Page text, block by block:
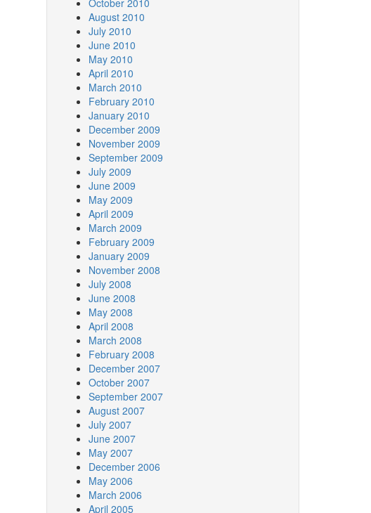
October 2010
August 2010
July 2010
June 2010
May 2010
April 2010
March 2010
February 2010
January 2010
December 2009
November 2009
September 2009
July 2009
June 2009
May 2009
April 2009
March 2009
February 2009
January 2009
November 2008
July 2008
June 2008
May 2008
April 2008
March 2008
February 2008
December 2007
October 2007
September 2007
August 2007
July 2007
June 2007
May 2007
December 2006
May 2006
March 2006
April 2005